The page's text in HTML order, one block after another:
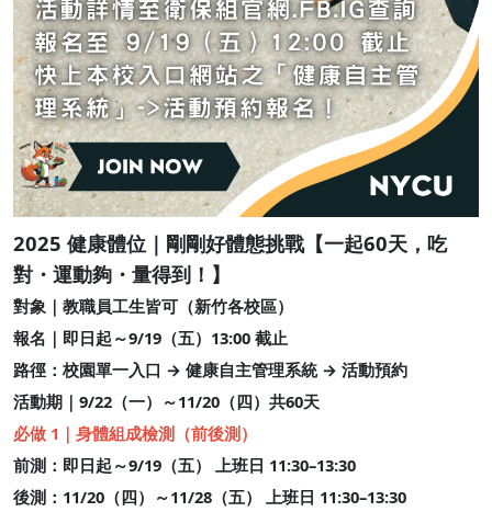
2025 健康體位｜剛剛好體態挑戰【一起60天，吃
對・運動夠・量得到！】
對象｜ 教職員工生皆可（新竹各校區）
報名｜ 即日起～9/19（五）13:00 截止
路徑：校園單一入口 → 健康自主管理系統 → 活動預約
活動期 ｜9/22（一）～11/20（四）共60天
必做 1｜身體組成檢測（前後測）
前測：即日起～9/19（五） 上班日 11:30–13:30
後測：11/20（四）～11/28（五） 上班日 11:30–13:30